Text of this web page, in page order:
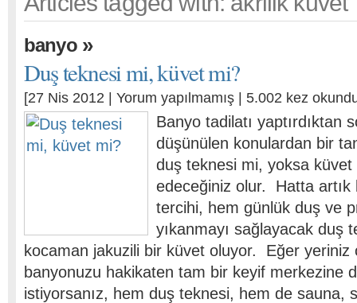
banyo»
Duş teknesi mi, küvet mi?
[27 Nis 2012 | Yorum yapılmamış | 5.002 kez
Banyo tadilatı yaptırdıktan
düşünülen konulardan bir
duş teknesi mi, yoksa küvet
edeceğiniz olur. Hatta artık
tercihi, hem günlük duş ve
yıkanmayı sağlayacak duş
kocaman jakuzili bir küvet oluyor. Eğer yeriniz
banyonuzu hakikaten tam bir keyif merkezine
istiyorsanız, hem duş teknesi, hem de sauna,